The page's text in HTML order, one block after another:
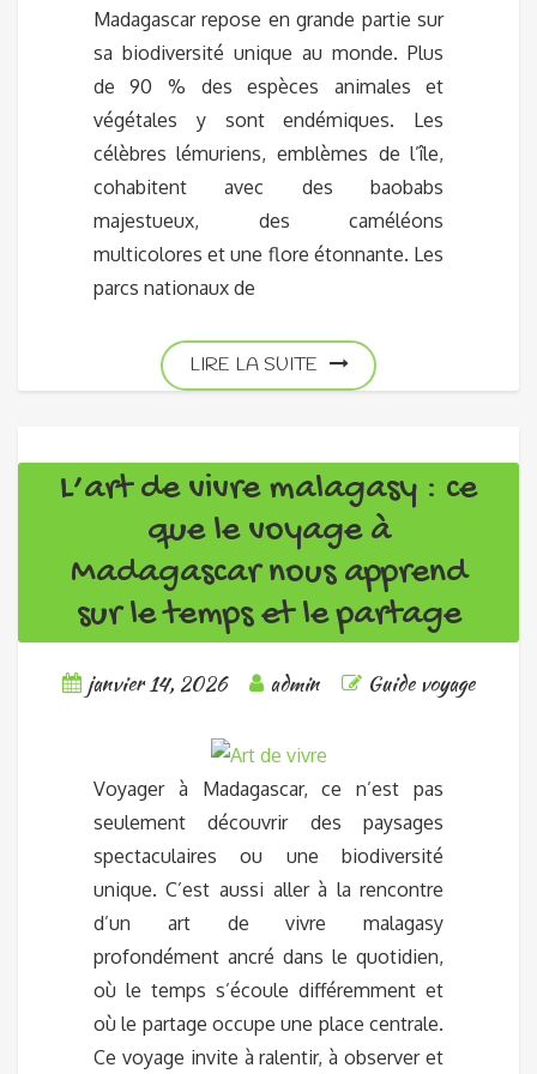
Madagascar repose en grande partie sur
sa biodiversité unique au monde. Plus
de 90 % des espèces animales et
végétales y sont endémiques. Les
célèbres lémuriens, emblèmes de l’île,
cohabitent avec des baobabs
majestueux, des caméléons
multicolores et une flore étonnante. Les
parcs nationaux de
LIRE LA SUITE
L’art de vivre malagasy : ce
que le voyage à
Madagascar nous apprend
sur le temps et le partage
janvier 14, 2026 admin Guide voyage
Voyager à Madagascar, ce n’est pas
seulement découvrir des paysages
spectaculaires ou une biodiversité
unique. C’est aussi aller à la rencontre
d’un art de vivre malagasy
profondément ancré dans le quotidien,
où le temps s’écoule différemment et
où le partage occupe une place centrale.
Ce voyage invite à ralentir, à observer et